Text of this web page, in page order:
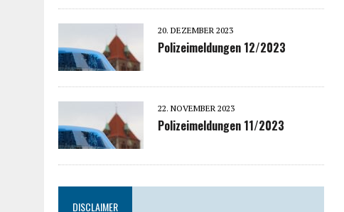
20. DEZEMBER 2023
Polizeimeldungen 12/2023
22. NOVEMBER 2023
Polizeimeldungen 11/2023
DISCLAIMER